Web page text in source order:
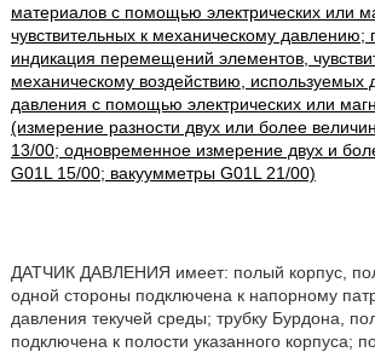
материалов с помощью электрических или
чувствительных к механическому давлению;
индикация перемещений элементов,
механическому воздействию, используемых
давления с помощью электрических или
(измерение разности двух или более
13/00; одновременное измерение двух и
G01L 15/00; вакуумметры G01L 21/00)
ДАТЧИК ДАВЛЕНИЯ имеет: полый корпус,
одной стороны подключена к напорному
давления текучей среды; трубку Бурдона,
подключена к полости указанного корпуса;